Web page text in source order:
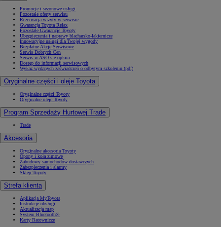
Promocje i sezonowe usługi
Pozostałe oferty serwisu
Rezerwacja wizyty w serwisie
Gwarancja Toyota Relax
Pozostałe Gwarancje Toyoty
Ubezpieczenia i naprawy blacharsko-lakiernicze
Innowacyjne usługi dla Twojej wygody
Bezpłatne Akcje Serwisowe
Serwis Dobrych Cen
Serwis w ASO się opłaca
Dostęp do informacji serwisowych
Wykaz wydanych zaświadczeń o odbytym szkoleniu (pdf)
Oryginalne części i oleje Toyota
Oryginalne części Toyoty
Oryginalne oleje Toyoty
Program Sprzedaży Hurtowej Trade
Trade
Akcesoria
Oryginalne akcesoria Toyoty
Opony i koła zimowe
Zabudowy samochodów dostawczych
Zabezpieczenia i alarmy
Sklep Toyoty
Strefa klienta
Aplikacja MyToyota
Instrukcje obsługi
Aktualizacja map
System Bluetooth®
Karty Ratownicze